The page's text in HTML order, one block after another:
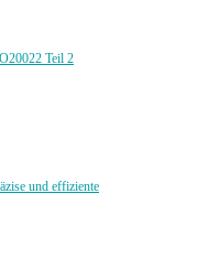
Teil 2
und effiziente